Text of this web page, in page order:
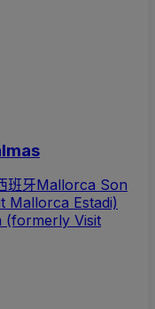
班牙Mallorca Son
Mallorca Estadi)
(formerly Visit